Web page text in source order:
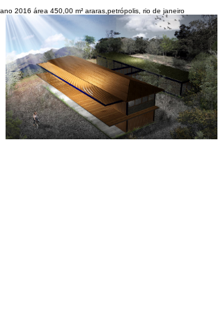
ano 2016 área 450,00 m² araras,petrópolis, rio de janeiro